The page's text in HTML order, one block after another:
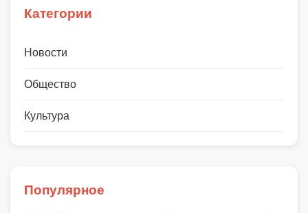
Категории
Новости
Общество
Культура
Популярное